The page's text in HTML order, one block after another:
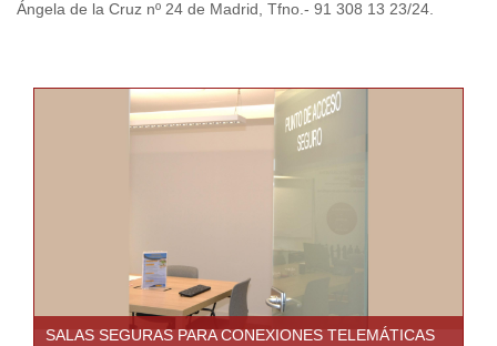
Ángela de la Cruz nº 24 de Madrid, Tfno.- 91 308 13 23/24.
SALAS SEGURAS PARA CONEXIONES TELEMÁTICAS